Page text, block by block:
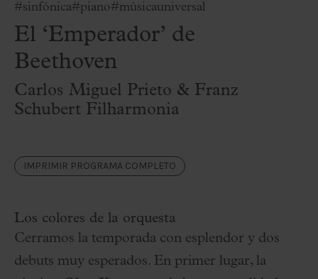
#sinfónica#piano#músicauniversal
El ‘Emperador’ de
Beethoven
Carlos Miguel Prieto & Franz
Schubert Filharmonia
IMPRIMIR PROGRAMA COMPLETO
Los colores de la orquesta
Cerramos la temporada con esplendor y dos
debuts muy esperados. En primer lugar, la